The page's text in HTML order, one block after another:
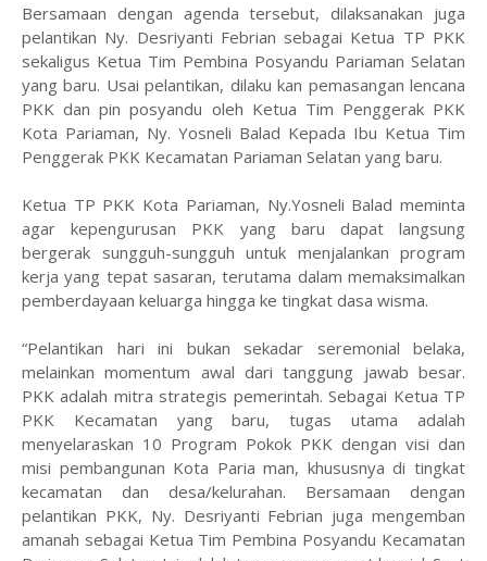
Bersamaan dengan agenda tersebut, dilaksanakan juga
pelantikan Ny. Desriyanti Febrian sebagai Ketua TP PKK
sekaligus Ketua Tim Pembina Posyandu Pariaman Selatan
yang baru. Usai pelantikan, dilaku kan pemasangan lencana
PKK dan pin posyandu oleh Ketua Tim Penggerak PKK
Kota Pariaman, Ny. Yosneli Balad Kepada Ibu Ketua Tim
Penggerak PKK Kecamatan Pariaman Selatan yang baru.
Ketua TP PKK Kota Pariaman, Ny.Yosneli Balad meminta
agar kepengurusan PKK yang baru dapat langsung
bergerak sungguh-sungguh untuk menjalankan program
kerja yang tepat sasaran, terutama dalam memaksimalkan
pemberdayaan keluarga hingga ke tingkat dasa wisma.
“Pelantikan hari ini bukan sekadar seremonial belaka,
melainkan momentum awal dari tanggung jawab besar.
PKK adalah mitra strategis pemerintah. Sebagai Ketua TP
PKK Kecamatan yang baru, tugas utama adalah
menyelaraskan 10 Program Pokok PKK dengan visi dan
misi pembangunan Kota Paria man, khususnya di tingkat
kecamatan dan desa/kelurahan. Bersamaan dengan
pelantikan PKK, Ny. Desriyanti Febrian juga mengemban
amanah sebagai Ketua Tim Pembina Posyandu Kecamatan